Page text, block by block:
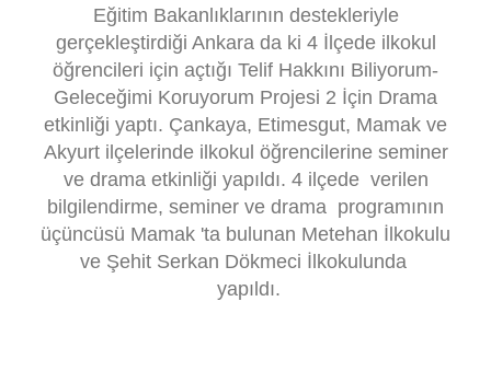
Eğitim Bakanlıklarının destekleriyle
gerçekleştirdiği Ankara da ki 4 İlçede ilkokul
öğrencileri için açtığı Telif Hakkını Biliyorum-
Geleceğimi Koruyorum Projesi 2 İçin Drama
etkinliği yaptı. Çankaya, Etimesgut, Mamak ve
Akyurt ilçelerinde ilkokul öğrencilerine seminer
ve drama etkinliği yapıldı. 4ilçede verilen
bilgilendirme, seminer ve drama programının
üçüncüsü Mamak 'ta bulunan Metehan İlkokulu
ve Şehit Serkan Dökmeci İlkokulunda
yapıldı.